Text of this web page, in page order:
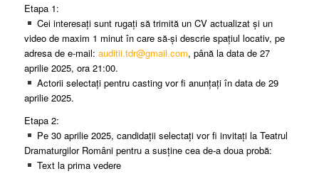
Etapa 1:
Cei interesați sunt rugați să trimită un CV actualizat și un
video de maxim 1 minut în care să-și descrie spațiul locativ, pe
adresa de e-mail: auditii.tdr@gmail.com, până la data de 27
aprilie 2025, ora 21:00.
Actorii selectați pentru casting vor fi anunțați în data de 29
aprilie 2025.
Etapa 2:
Pe 30 aprilie 2025, candidații selectați vor fi invitați la Teatrul
Dramaturgilor Români pentru a susține cea de-a doua probă:
Text la prima vedere